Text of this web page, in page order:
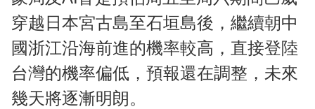
穿越日本宮古島至石垣島後，繼續朝中
國浙江沿海前進的機率較高，直接登陸
台灣的機率偏低，預報還在調整，未來
幾天將逐漸明朗。